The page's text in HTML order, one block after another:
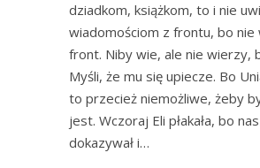
dziadkom, książkom, to i nie
wiadomościom z frontu, bo nie
front. Niby wie, ale nie wierzy,
Myśli, że mu się upiecze. Bo
to przecież niemożliwe, żeby
jest. Wczoraj Eli płakała, bo
dokazywał i…